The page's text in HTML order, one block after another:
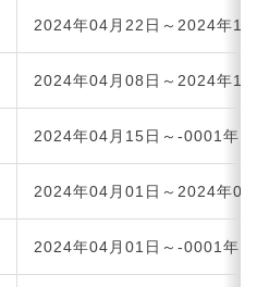
2024年04月22日～2024年12
2024年04月08日～2024年12
2024年04月15日～-0001年
2024年04月01日～2024年09
2024年04月01日～-0001年